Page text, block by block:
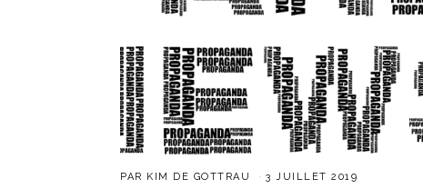
PAR KIM DE GOTTRAU 3 JUILLET 2019